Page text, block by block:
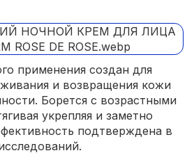
применения создан для
и возвращения кожи
Борется с возрастными
укрепляя и заметно
подтверждена в